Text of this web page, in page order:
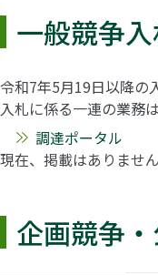
一般競争
令和7年5月19日以降の
入札に係る一連の業務
調達ポータル
現在、掲載はありません
企画競争